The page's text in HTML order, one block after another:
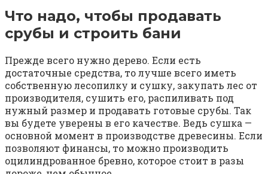
Что надо, чтобы продавать
срубы и строить бани
Прежде всего нужно дерево. Если есть
достаточные средства, то лучше всего иметь
собственную лесопилку и сушку, закупать лес от
производителя, сушить его, распиливать под
нужный размер и продавать готовые срубы. Так
вы будете уверены в его качестве. Ведь сушка —
основной момент в производстве древесины. Если
позволяют финансы, то можно производить
оцилиндрованное бревно, которое стоит в разы